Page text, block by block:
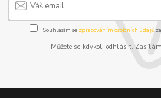
Souhlasím se zpracováním osobních údajů
Můžete se kdykoli odhlásit.